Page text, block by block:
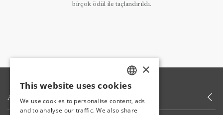
birçok ödül ile taçlandırıldı.
ABOUT US
TURKISH
ENGLISH
×
This website uses cookies
We use cookies to personalise content, ads
and to analyse our traffic. We also share